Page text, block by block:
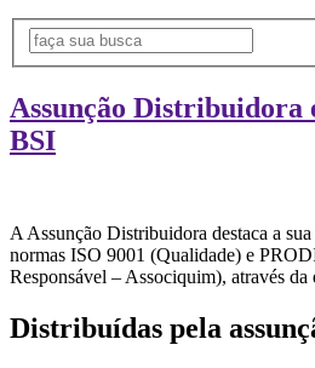
Assunção Distribuidora
BSI
A Assunção Distribuidora destaca a
normas ISO 9001 (Qualidade) e
Responsável – Associquim), através
Distribuídas pela